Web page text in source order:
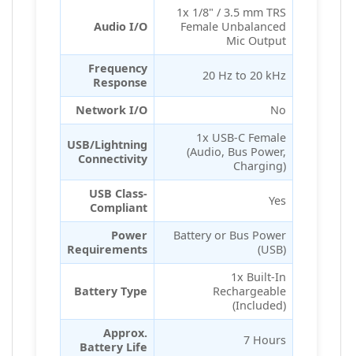
Audio I/O
1x 1/8" / 3.5 mm TRS
Female Unbalanced
Mic Output
Frequency
Response
20 Hz to 20 kHz
Network I/O No
USB/Lightning
Connectivity
1x USB-C Female
(Audio, Bus Power,
Charging)
USB Class-
Compliant
Yes
Power
Requirements
Battery or Bus Power
(USB)
Battery Type
1x Built-In
Rechargeable
(Included)
Approx.
Battery Life
7 Hours